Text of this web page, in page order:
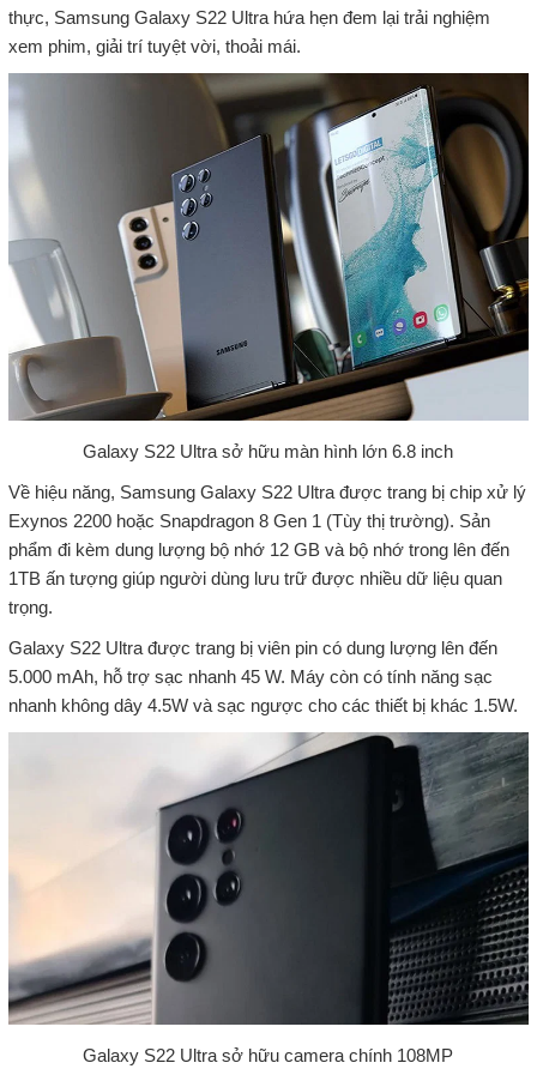
thực, Samsung Galaxy S22 Ultra hứa hẹn đem lại trải nghiệm
xem phim, giải trí tuyệt vời, thoải mái.
Galaxy S22 Ultra sở hữu màn hình lớn 6.8 inch
Về hiệu năng, Samsung Galaxy S22 Ultra được trang bị chip xử lý
Exynos 2200 hoặc Snapdragon 8 Gen 1 (Tùy thị trường). Sản
phẩm đi kèm dung lượng bộ nhớ 12 GB và bộ nhớ trong lên đến
1TB ấn tượng giúp người dùng lưu trữ được nhiều dữ liệu quan
trọng.
Galaxy S22 Ultra được trang bị viên pin có dung lượng lên đến
5.000 mAh, hỗ trợ sạc nhanh 45 W. Máy còn có tính năng sạc
nhanh không dây 4.5W và sạc ngược cho các thiết bị khác 1.5W.
Galaxy S22 Ultra sở hữu camera chính 108MP